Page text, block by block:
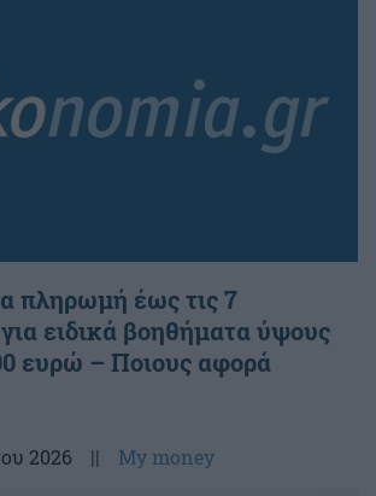
πληρωμή έως τις 7
ειδικά βοηθήματα ύψους
ευρώ – Ποιους αφορά
2026 || My money